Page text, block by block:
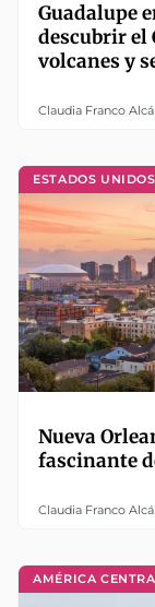
Guadalupe
descubrir el
volcanes y
Claudia Franco
ESTADOS UNIDOS
Nueva
fascinante
Claudia Franco
AMÉRICA